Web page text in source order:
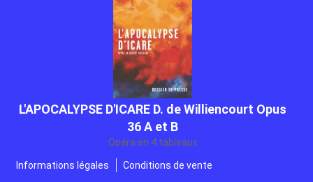
L'APOCALYPSE D'ICARE D. de Williencourt Opus
36 A et B
Opéra en 4 tableaux
Gratuit
Informations légales Conditions de vente